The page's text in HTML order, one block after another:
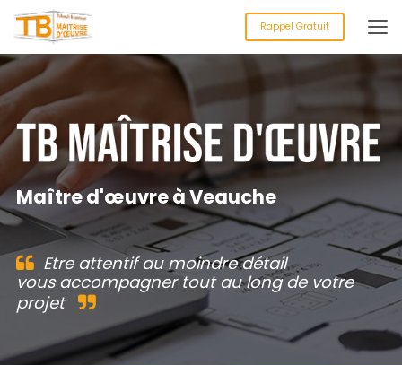
au
contenu
principal
Rappel Gratuit
Maître d'œuvre à Veauche
Etre attentif au moindre détail
vous accompagner tout au long de votre
projet